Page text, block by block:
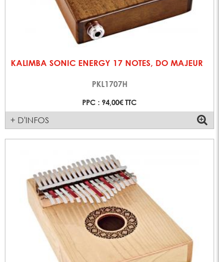
KALIMBA SONIC ENERGY 17 NOTES, DO MAJEUR
PKL1707H
PPC : 94,00€ TTC
+ D'INFOS